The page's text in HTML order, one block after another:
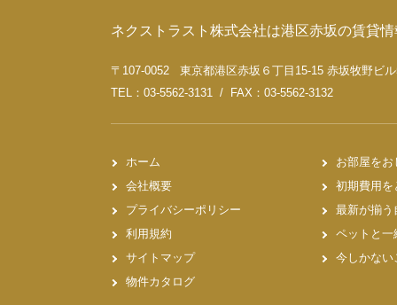
ネクストラスト株式会社は港区赤坂の賃貸
〒107-0052 東京都港区赤坂６丁目15-15 赤坂牧野ビ
TEL：03-5562-3131 / FAX：03-5562-3132
ホーム
会社概要
プライバシーポリシー
利用規約
サイトマップ
物件カタログ
お部屋を
初期費用を
最新が揃う
ペットと一
今しかない